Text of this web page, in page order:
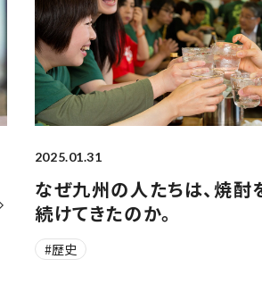
2025.01.31
なぜ九州の人たちは、焼酎
続けてきたのか。
#歴史